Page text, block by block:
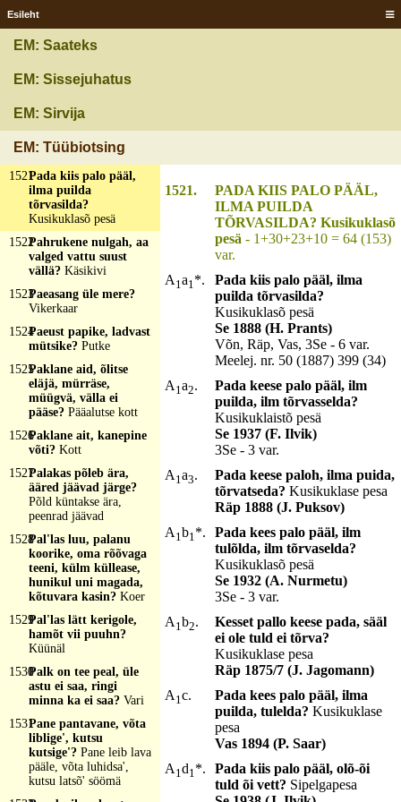
Esileht
EM: Saateks
EM: Sissejuhatus
EM: Sirvija
EM: Tüübiotsing
lammas, tatsutab
õlekubu kurgu all?
Munnid ehk
Paas all, paas peal,
kribu-krabu vahel?
Veskekivid
1521Pada kiis palo pääl,
ilma puilda
tõrvasilda?
Kusikuklasõ pesä
1522Pahrukene nulgah, aa
valged vattu suust
vällä? Käsikivi
1523Paeasang üle mere?
Vikerkaar
1524Paeust papike, ladvast
mütsike? Putke
1525Paklane aid, õlitse
eläjä, mürräse,
müügvä, välla ei
pääse? Pääalutse kott
1526Paklane ait, kanepine
võti? Kott
1527Palakas põleb ära,
ääred jäävad järge?
Põld küntakse ära,
peenrad jäävad
1528Pal'las luu, palanu
koorike, oma rõõvaga
teeni, külm küllease,
hunikul uni magada,
kõtuvara kasin? Koer
1529Pal'las lätt kerigole,
hamõt vii puuhn?
Küünäl
1530Palk on tee peal, üle
astu ei saa, ringi
minna ka ei saa? Vari
1531Pane pantavane, võta
liblige', kutsu
kutsige'? Pane leib lava
pääle, võta luhidsa',
kutsu latsõ' söömä
1521.
PADA KIIS PALO PÄÄL,
ILMA PUILDA
TÕRVASILDA? Kusikuklasõ
pesä - 1+30+23+10 = 64 (153)
var.
A 1a1*.
Pada kiis palo pääl, ilma
puilda tõrvasilda?
Kusikuklasõ pesä
Se 1888 (H. Prants)
Võn, Räp, Vas, 3Se - 6 var.
Meelej. nr. 50 (1887) 399 (34)
A 1a2.
Pada keese palo pääl, ilm
puilda, ilm tõrvasselda?
Kusikuklaistõ pesä
Se 1937 (F. Ilvik)
3Se - 3 var.
A 1a3.
Pada keese paloh, ilma puida,
tõrvatseda?Kusikuklase pesa
Räp 1888 (J. Puksov)
A 1b1*.
Pada kees palo pääl, ilm
tulõlda, ilm tõrvaselda?
Kusikuklasõ pesä
Se 1932 (A. Nurmetu)
3Se - 3 var.
A 1b2.
Kesset pallo keese pada, sääl
ei ole tuld ei tõrva?
Kusikuklase pesa
Räp 1875/7 (J. Jagomann)
A 1c.
Pada kees palo pääl, ilma
puilda, tulelda?Kusikuklase
pesa
Vas 1894 (P. Saar)
A 1d1*.
Pada kiis palo pääl, olõ-õi
tuld õi vett? Sipelgapesa